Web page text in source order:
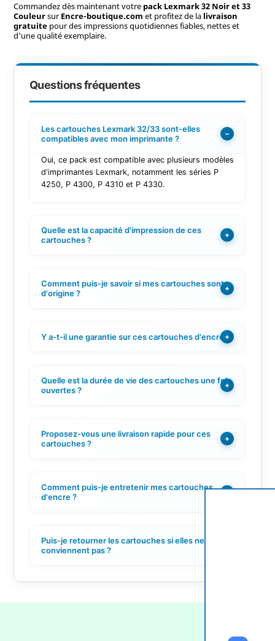
Commandez dès maintenant votre pack Lexmark 32 Noir et 33
CouleursurEncre-boutique.com et profitez de la livraison
gratuitepour des impressions quotidiennes fiables, nettes et
d'une qualité exemplaire.
Questions fréquentes
Les cartouches Lexmark 32/33 sont-elles
compatibles avec mon imprimante ?
−
Oui, ce pack est compatible avec plusieurs modèles
d'imprimantes Lexmark, notamment les séries P
4250, P 4300, P 4310 et P 4330.
Quelle est la capacité d'impression de ces
cartouches ?
+
Comment puis-je savoir si mes cartouches sont
d'origine ?
+
Y a-t-il une garantie sur ces cartouches d'encre ?
+
Quelle est la durée de vie des cartouches une fois
ouvertes ?
+
Proposez-vous une livraison rapide pour ces
cartouches ?
+
Comment puis-je entretenir mes cartouches
d'encre ?
+
Puis-je retourner les cartouches si elles ne
conviennent pas ?